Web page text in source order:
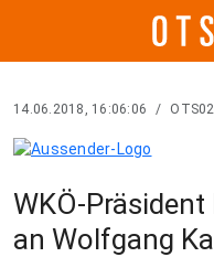
14.06.2018, 16:06:06 /
WKÖ-
an Wolfgang